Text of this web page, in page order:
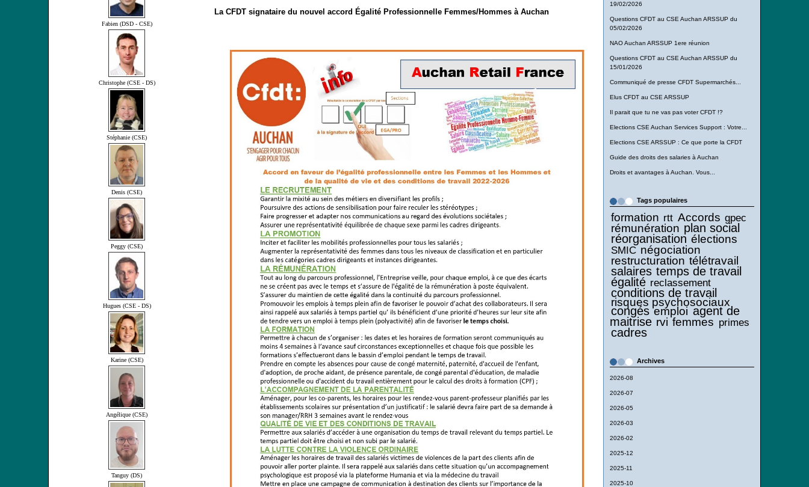
Fabien (DSD - CSE)
Christophe (CSE - DS)
Stéphanie (CSE)
Denis (CSE)
Peggy (CSE)
Hugues (CSE - DS)
Karine (CSE)
Angélique (CSE)
Tanguy (DS)
19/02/2026
Questions CFDT au CSE Auchan ARSSUP du
05/02/2026
NAO Auchan ARSSUP 1ere réunion
Questions CFDT au CSE Auchan ARSSUP du
15/01/2026
Communiqué de presse CFDT Supermarchés...
Elus CFDT au CSE ARSSUP
Il parait que tu ne vas pas voter CFDT !?
Elections CSE Auchan Services Support : Votre...
Elections CSE ARSSUP : Ce que porte la CFDT
Guide des droits des salaries à Auchan
Droits et avantages à Auchan. Vous...
Tags populaires
formation rtt Accords gpec
rémunération plan social
réorganisation élections
SMIC négociation
restructuration télétravail
salaires temps de travail
égalité reclassement
conditions de travail
risques psychosociaux
congés emploi agent de
maitrise rvi femmes primes
cadres
Archives
2026-08
2026-07
2026-05
2026-03
2026-02
2025-12
2025-11
2025-10
La CFDT signataire du nouvel accord Égalité Professionnelle Femmes/Hommes à Auchan